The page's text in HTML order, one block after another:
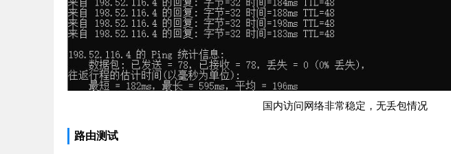
国内访问网络非常稳定，无丢包情况
路由测试